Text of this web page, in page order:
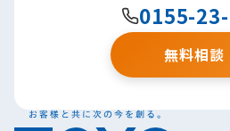
0155-
無料相談